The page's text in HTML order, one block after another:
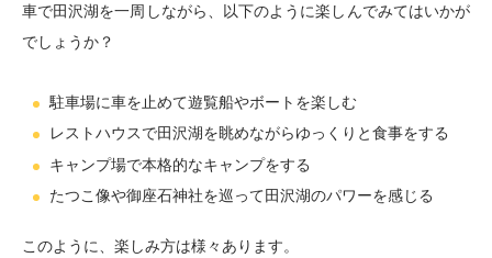
車で田沢湖を一周しながら、以下のように楽しんでみてはいかが
でしょうか？
駐車場に車を止めて遊覧船やボートを楽しむ
レストハウスで田沢湖を眺めながらゆっくりと食事をする
キャンプ場で本格的なキャンプをする
たつこ像や御座石神社を巡って田沢湖のパワーを感じる
このように、楽しみ方は様々あります。